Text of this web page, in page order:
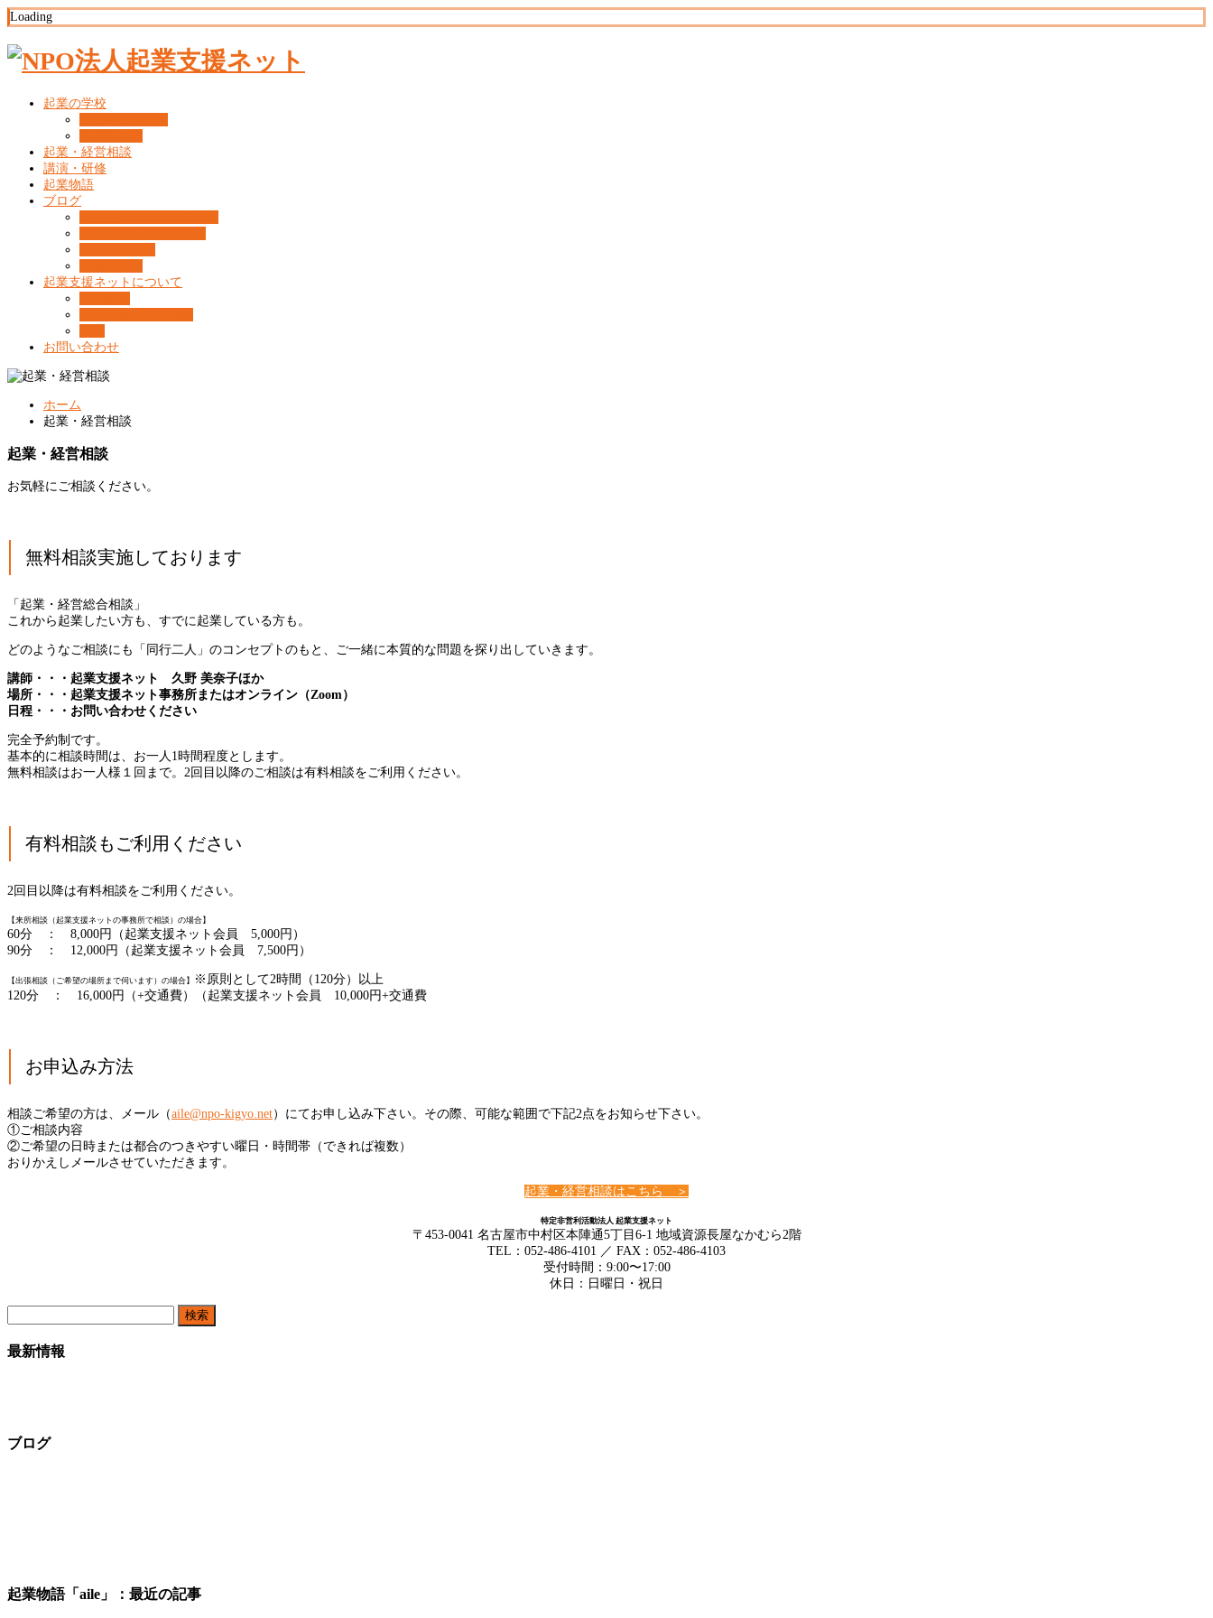
Loading
起業の学校
起業・経営相談
講演・研修
起業物語
ブログ
起業支援ネットについて
お問い合わせ
ホーム
起業・経営相談
起業・経営相談
お気軽にご相談ください。
無料相談実施しております
「起業・経営総合相談」
これから起業したい方も、すでに起業している方も。
どのようなご相談にも「同行二人」のコンセプトのもと、ご一緒に本質的な問題を探り出していきます。
講師・・・起業支援ネット 久野 美奈子ほか
場所・・・起業支援ネット事務所またはオンライン（Zoom）
日程・・・お問い合わせください
完全予約制です。
基本的に相談時間は、お一人1時間程度とします。
無料相談はお一人様１回まで。2回目以降のご相談は有料相談をご利用ください。
有料相談もご利用ください
2回目以降は有料相談をご利用ください。
【来所相談（起業支援ネットの事務所で相談）の場合】
60分 ： 8,000円（起業支援ネット会員 5,000円）
90分 ： 12,000円（起業支援ネット会員 7,500円）
【出張相談（ご希望の場所まで伺います）の場合】
※原則として2時間（120分）以上
120分 ： 16,000円（+交通費）（起業支援ネット会員 10,000円+交通費
お申込み方法
相談ご希望の方は、メール（aile@npo-kigyo.net）にてお申し込み下さい。その際、可能な範囲で下記2点をお知らせ下さい。
①ご相談内容
②ご希望の日時または都合のつきやすい曜日・時間帯（できれば複数）
おりかえしメールさせていただきます。
起業・経営相談はこちら ＞
特定非営利活動法人 起業支援ネット
〒453-0041 名古屋市中村区本陣通5丁目6-1 地域資源長屋なかむら2階
TEL：052-486-4101 ／ FAX：052-486-4103
受付時間：9:00〜17:00
休日：日曜日・祝日
索:
最新情報
ブログ
起業物語「aile」：最近の記事